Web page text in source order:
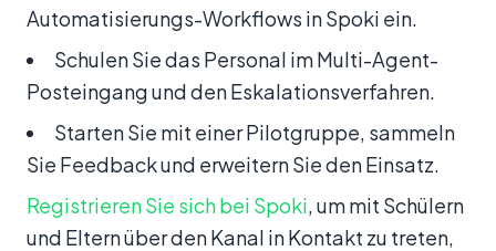
Automatisierungs-Workflows in Spoki ein.
Schulen Sie das Personal im Multi-Agent-
Posteingang und den Eskalationsverfahren.
Starten Sie mit einer Pilotgruppe, sammeln
Sie Feedback und erweitern Sie den Einsatz.
Registrieren Sie sich bei Spoki, um mit Schülern
und Eltern über den Kanal in Kontakt zu treten,